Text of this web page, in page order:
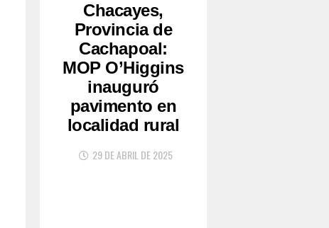
Chacayes,
Provincia de
Cachapoal:
MOP O’Higgins
inauguró
pavimento en
localidad rural
29 DE ABRIL DE 2025